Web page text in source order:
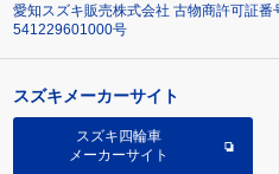
愛知スズキ販売株式会社 古物商許可証番
541229601000号
スズキメーカーサイト
スズキ四輪車
メーカーサイト